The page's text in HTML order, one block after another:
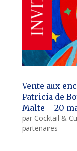
Vente aux
Patricia de
Malte – 20
par Cocktail &
partenaires